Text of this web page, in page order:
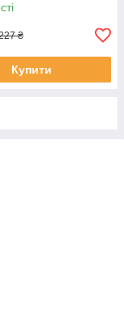
₴
Купити